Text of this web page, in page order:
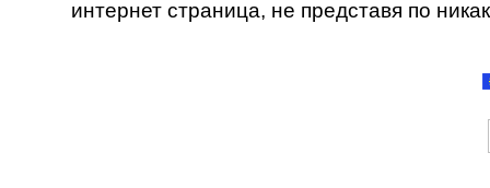
интернет страница, не представя по